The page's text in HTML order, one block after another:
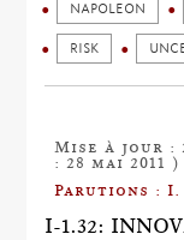
NAPOLEON
RISK
Mise à jour :
: 28 mai 2011 )
Parutions :
I-1.32: